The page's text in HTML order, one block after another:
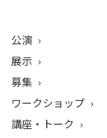
公演
展示
募集
ワークショップ
講座・トーク